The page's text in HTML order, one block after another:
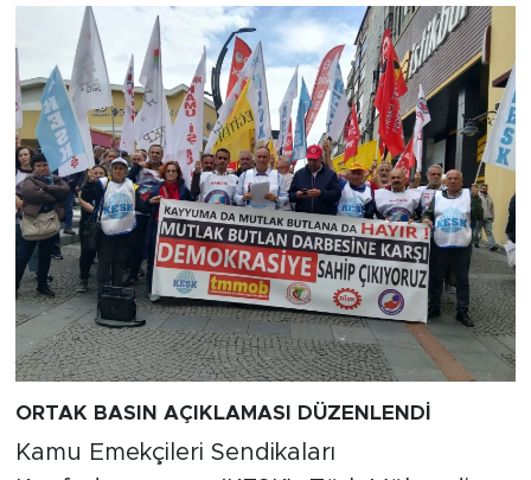
ORTAK BASIN AÇIKLAMASI DÜZENLENDİ
Kamu Emekçileri Sendikaları